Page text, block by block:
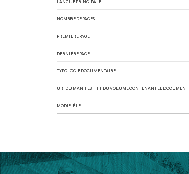
LANGUE PRINCIPALE
NOMBRE DE PAGES
PREMIÈRE PAGE
DERNIÈRE PAGE
TYPOLOGIE DOCUMENTAIRE
URI DU MANIFEST IIIF DU VOLUME CONTENANT LE DOCUMENT
MODIFIÉ LE